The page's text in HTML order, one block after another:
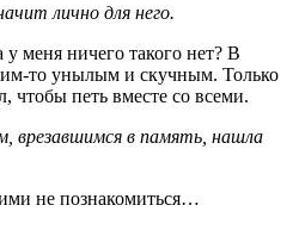
лично для него.
меня ничего такого нет? В
то унылым и скучным. Только
петь вместе со всеми.
врезавшимся в память, нашла
не познакомиться…